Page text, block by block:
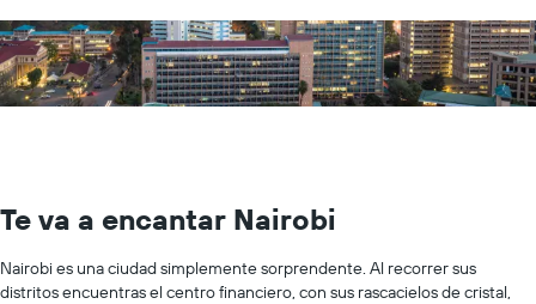
Te va a encantar Nairobi
Nairobi es una ciudad simplemente sorprendente. Al recorrer sus
distritos encuentras el centro financiero, con sus rascacielos de cristal,